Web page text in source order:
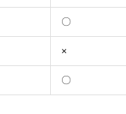
〇
×
〇